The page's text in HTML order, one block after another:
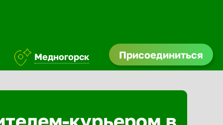
Медногорск Присоединиться